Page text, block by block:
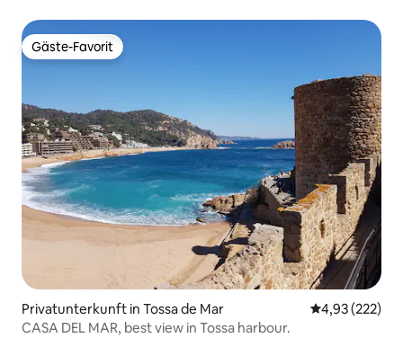
Gäste-Favorit
Gäste-Favorit
Privatunterkunft in Tossa de Mar
4,93 (222)
CASA DEL MAR, best view in Tossa harbour.